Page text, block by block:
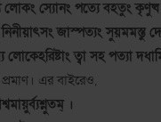
স্যোনং পত্যে বহতুং
জাস্পত্যং সুয়মমস্তু
ত্বা সহ পত্যা
এর বাইরেও,
।